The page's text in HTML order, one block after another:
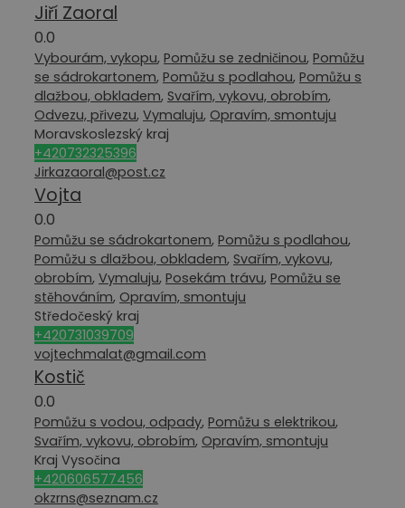
Jiří Zaoral
0.0
Vybourám, vykopu, Pomůžu se zedničinou, Pomůžu
se sádrokartonem, Pomůžu s podlahou, Pomůžu s
dlažbou, obkladem, Svařím, vykovu, obrobím,
Odvezu, přivezu, Vymaluju, Opravím, smontuju
Moravskoslezský kraj
+420732325396
Jirkazaoral@post.cz
Vojta
0.0
Pomůžu se sádrokartonem, Pomůžu s podlahou,
Pomůžu s dlažbou, obkladem, Svařím, vykovu,
obrobím, Vymaluju, Posekám trávu, Pomůžu se
stěhováním, Opravím, smontuju
Středočeský kraj
+420731039709
vojtechmalat@gmail.com
Kostič
0.0
Pomůžu s vodou, odpady, Pomůžu s elektrikou,
Svařím, vykovu, obrobím, Opravím, smontuju
Kraj Vysočina
+420606577456
okzrns@seznam.cz